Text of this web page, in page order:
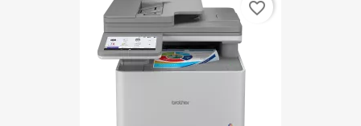
favorite_border